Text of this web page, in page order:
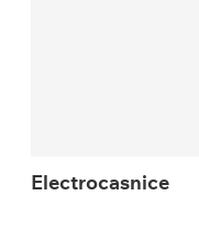
Electrocasnice